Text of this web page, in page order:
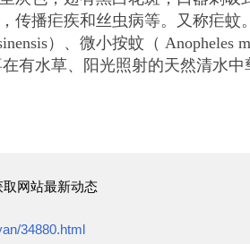
传播疟疾和丝虫病等。又称疟蚊
）、微小按蚊（ Anopheles
在有水草、阳光照射的天然清水
网站最新动态
34880.html